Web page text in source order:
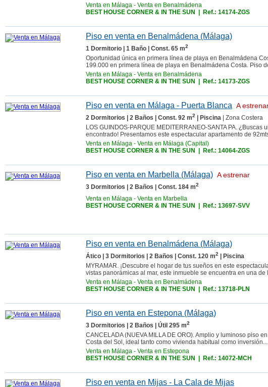
Venta en Málaga - Venta en Benalmádena
BEST HOUSE CORNER & IN THE SUN
| Ref.: 14174-ZGS
Piso en venta en Benalmádena (Málaga)
1 Dormitorio | 1 Baño | Const. 65 m2
Oportunidad única en primera línea de playa en Benalmádena
199.000 en primera línea de playa en Benalmádena Costa. Piso
Venta en Málaga - Venta en Benalmádena
BEST HOUSE CORNER & IN THE SUN
| Ref.: 14173-ZGS
Piso en venta en Málaga - Puerta Blanca A
2 Dormitorios | 2 Baños | Const. 92 m2 | Piscina | Zona Costera
LOS GUINDOS-PARQUE MEDITERRANEO-SANTA PA.
encontrado! Presentamos este espectacular apartamento de
Venta en Málaga - Venta en Málaga (Capital)
BEST HOUSE CORNER & IN THE SUN
| Ref.: 14064-ZGS
Piso en venta en Marbella (Málaga) A estrenar
3 Dormitorios | 2 Baños | Const. 184 m2
Venta en Málaga - Venta en Marbella
BEST HOUSE CORNER & IN THE SUN
| Ref.: 13697-SVV
Piso en venta en Benalmádena (Málaga)
Ático | 3 Dormitorios | 2 Baños | Const. 120 m2
| Piscina
MYRAMAR. ¡Descubre el hogar de tus sueños en este
vistas panorámicas al mar, este inmueble se encuentra en una de
Venta en Málaga - Venta en Benalmádena
BEST HOUSE CORNER & IN THE SUN
| Ref.: 13718-PLN
Piso en venta en Estepona (Málaga)
3 Dormitorios | 2 Baños | Útil 295 m2
CANCELADA (NUEVA MILLA DE ORO). Amplio y luminoso piso
Costa del Sol, ideal tanto como vivienda habitual como inversión...
Venta en Málaga - Venta en Estepona
BEST HOUSE CORNER & IN THE SUN
| Ref.: 14072-MCH
Piso en venta en Mijas - La Cala de Mijas